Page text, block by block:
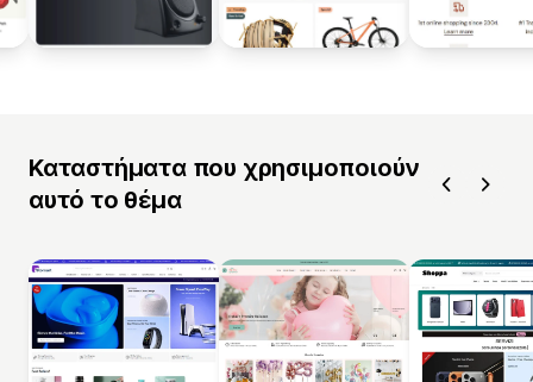
Καταστήματα που χρησιμοποιούν
αυτό το θέμα